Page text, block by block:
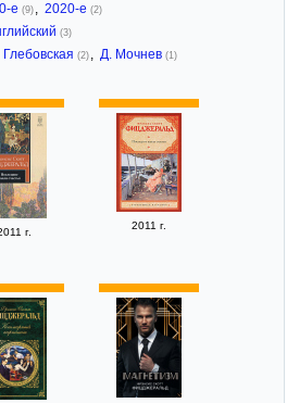
е (9) 2020-е (2)
(3)
(2) Д. Мочнев (1)
г.
2011 г.